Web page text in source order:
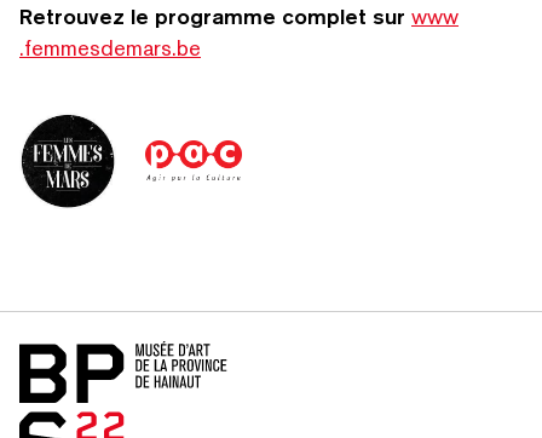
Retrouvez le programme complet sur www​
.femmes​de​mars​.be
Accueil